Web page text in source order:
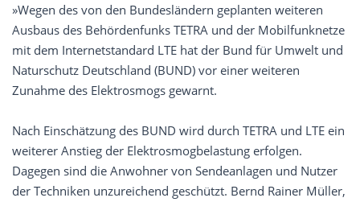
»Wegen des von den Bundesländern geplanten weiteren
Ausbaus des Behördenfunks TETRA und der Mobilfunknetze
mit dem Internetstandard LTE hat der Bund für Umwelt und
Naturschutz Deutschland (BUND) vor einer weiteren
Zunahme des Elektrosmogs gewarnt.
Nach Einschätzung des BUND wird durch TETRA und LTE ein
weiterer Anstieg der Elektrosmogbelastung erfolgen.
Dagegen sind die Anwohner von Sendeanlagen und Nutzer
der Techniken unzureichend geschützt. Bernd Rainer Müller,